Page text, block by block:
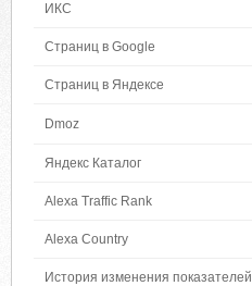
ИКС
Страниц в Google
Страниц в Яндексе
Dmoz
Яндекс Каталог
Alexa Traffic Rank
Alexa Country
История изменения показателей